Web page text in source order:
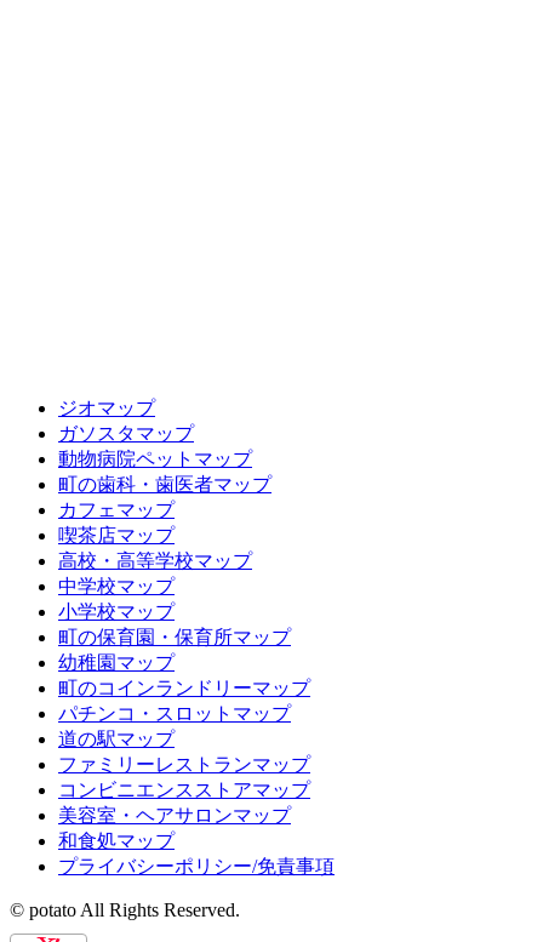
ジオマップ
ガソスタマップ
動物病院ペットマップ
町の歯科・歯医者マップ
カフェマップ
喫茶店マップ
高校・高等学校マップ
中学校マップ
小学校マップ
町の保育園・保育所マップ
幼稚園マップ
町のコインランドリーマップ
パチンコ・スロットマップ
道の駅マップ
ファミリーレストランマップ
コンビニエンスストアマップ
美容室・ヘアサロンマップ
和食処マップ
プライバシーポリシー/免責事項
© potato All Rights Reserved.